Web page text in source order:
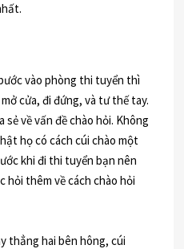
vào phòng thi tuyển thì
cửa, đi đứng, và tư thế tay.
sẻ về vấn đề chào hỏi. Không
họ có cách cúi chào một
khi đi thi tuyển bạn nên
hỏi thêm về cách chào hỏi
thẳng hai bên hông, cúi